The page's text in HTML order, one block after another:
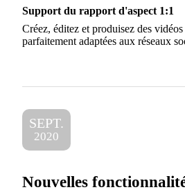
Support du rapport d'aspect 1:1
Créez, éditez et produisez des vidéos
parfaitement adaptées aux réseaux
SEPT.
2020
Nouvelles